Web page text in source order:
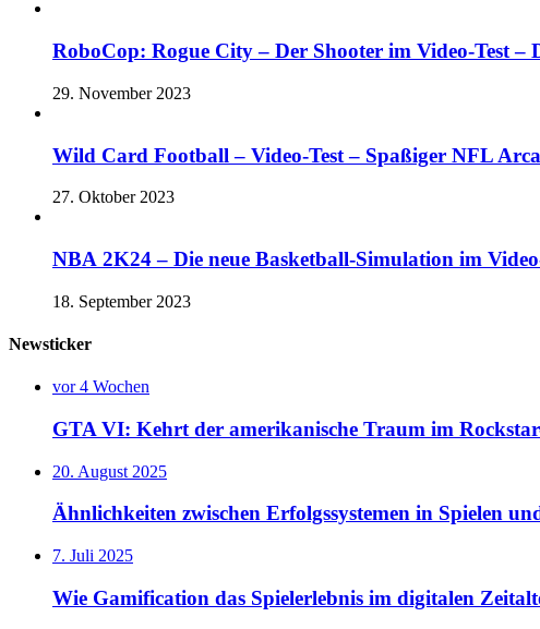
RoboCop: Rogue City – Der Shooter im Video-Test
29. November 2023
Wild Card Football – Video-Test – Spaßiger NFL
27. Oktober 2023
NBA 2K24 – Die neue Basketball-Simulation im
18. September 2023
Newsticker
vor 4 Wochen
GTA VI: Kehrt der amerikanische Traum im
20. August 2025
Ähnlichkeiten zwischen Erfolgssystemen in Spielen
7. Juli 2025
Wie Gamification das Spielerlebnis im digitalen